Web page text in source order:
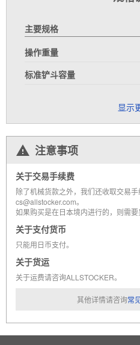
主要规格
操作重量
标准铲斗容量
显示
注意事项
关于交易手续费
除了机械货款之外，我们还收取交易
cs@allstocker.com。
如果购买是在日本境内进行的，则需要
关于支付货币
只能用日币支付。
关于货运
关于运费请咨询ALLSTOCKER。
其他详情请咨询常